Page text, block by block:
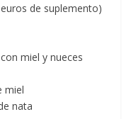
de suplemento)
miel y nueces
miel
de nata